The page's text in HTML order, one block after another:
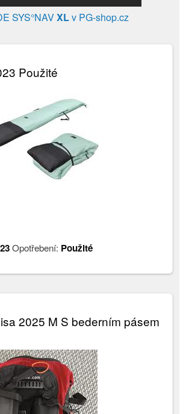
SYS°NAVXLv PG-shop.cz
Použité
Opotřebení: Použité
2025 M S bederním pásem